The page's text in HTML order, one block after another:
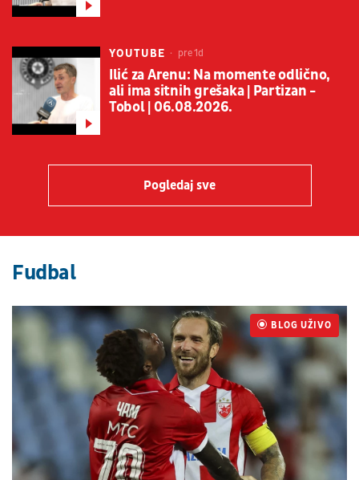
YOUTUBE pre 1d
Ilić za Arenu: Na momente odlično,
ali ima sitnih grešaka | Partizan -
Tobol | 06.08.2026.
Pogledaj sve
Fudbal
UŽIVO
BLOG UŽIVO